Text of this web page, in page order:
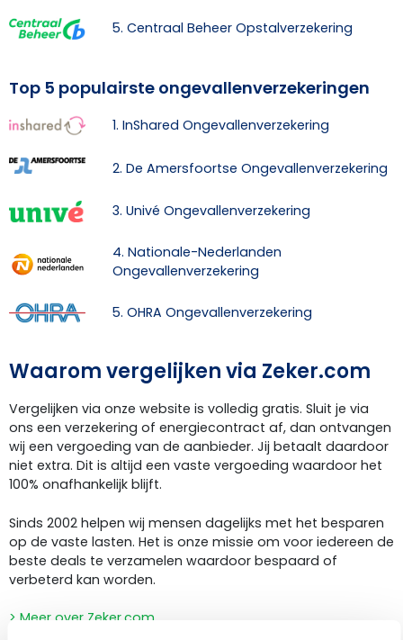
5. Centraal Beheer Opstalverzekering
Top 5 populairste ongevallenverzekeringen
1. InShared Ongevallenverzekering
2. De Amersfoortse Ongevallenverzekering
3. Univé Ongevallenverzekering
4. Nationale-Nederlanden
Ongevallenverzekering
5. OHRA Ongevallenverzekering
Waarom vergelijken via Zeker.com
Vergelijken via onze website is volledig gratis. Sluit je via
ons een verzekering of energiecontract af, dan ontvangen
wij een vergoeding van de aanbieder. Jij betaalt daardoor
niet extra. Dit is altijd een vaste vergoeding waardoor het
100% onafhankelijk blijft.
Sinds 2002 helpen wij mensen dagelijks met het besparen
op de vaste lasten. Het is onze missie om voor iedereen de
beste deals te verzamelen waardoor bespaard of
verbeterd kan worden.
> Meer over Zeker.com